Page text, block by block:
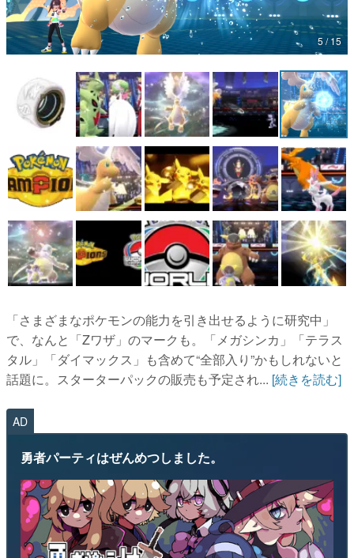
カテゴリ
マンガ
女性向け
アプリレビュー
その他
電ファミニコゲーマーとは？
運営：株式会社マレ
5 / 15
「さまざまなポケモンの能力を引き出せるように研究中」
で、なんと「Zワザ」のマークも。「メガシンカ」「テラス
タル」「ダイマックス」も含めて“全部入り”かもしれないと
話題に。スターターパックの販売も予定され... [続きを読む]
AD
勇者パーティはぜんめつしました。